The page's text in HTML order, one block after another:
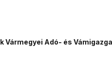
Vármegyei Adó- és